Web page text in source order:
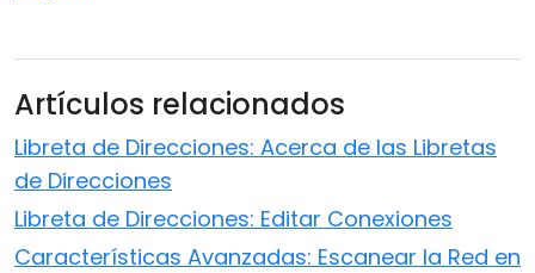
Artículos relacionados
Libreta de Direcciones: Acerca de las Libretas
de Direcciones
Libreta de Direcciones: Editar Conexiones
Características Avanzadas: Escanear la Red en